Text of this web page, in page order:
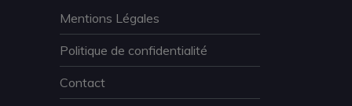
Mentions Légales
Politique de confidentialité
Contact